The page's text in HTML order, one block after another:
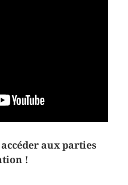
aux parties
!